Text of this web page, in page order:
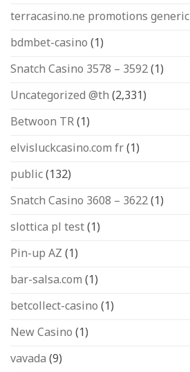
terracasino.ne promotions generic
bdmbet-casino (1)
Snatch Casino 3578 – 3592(1)
Uncategorized @th (2,331)
Betwoon TR(1)
elvisluckcasino.com fr(1)
public(132)
Snatch Casino 3608 – 3622(1)
slottica pl test(1)
Pin-up AZ (1)
bar-salsa.com (1)
betcollect-casino (1)
New Casino (1)
vavada (9)